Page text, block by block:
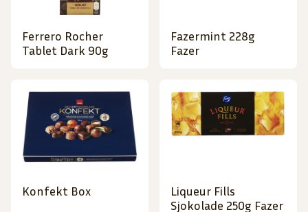
Ferrero Rocher
Tablet Dark 90g
Fazermint 228g
Fazer
Konfekt Box
Liqueur Fills
Sjokolade 250g Fazer